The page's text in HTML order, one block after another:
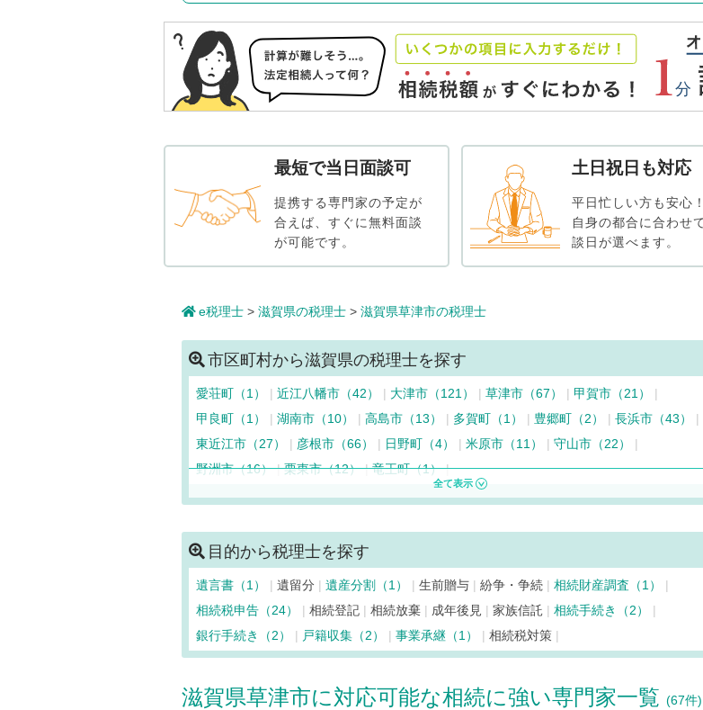
最短で当日面談可
提携する専門家の予定が
合えば、すぐに無料面談
が可能です。
土日祝日も対応
平日忙しい方も安心
自身の都合に合わせ
談日が選べます。
e税理士 > 滋賀県の税理士 > 滋賀県草津市の税理士
市区町村から滋賀県の税理士を探す
愛荘町（1） 近江八幡市（42） 大津市（121） 草津市（67）
甲賀市（21）
甲良町（1）
湖南市（10） 高島市（13） 多賀町（1） 豊郷町（2）
長浜市（43）
東近江市（27）
彦根市（66） 日野町（4） 米原市（11）
守山市（22）
野洲市（16） 栗東市（12） 竜王町（1）
目的から税理士を探す
遺言書（1） 遺留分 遺産分割（1） 生前贈与 紛争・争続
相続財産調査（1）
相続税申告（24）
相続登記 相続放棄 成年後見 家族信託
相続手続き（2）
銀行手続き（2）
戸籍収集（2） 事業承継（1） 相続税対策
滋賀県草津市に対応可能な相続に強い専門家一覧 (67件)